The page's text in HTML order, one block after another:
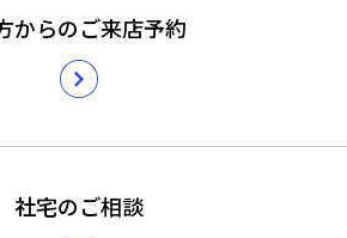
からのご来店予約
社宅のご相談